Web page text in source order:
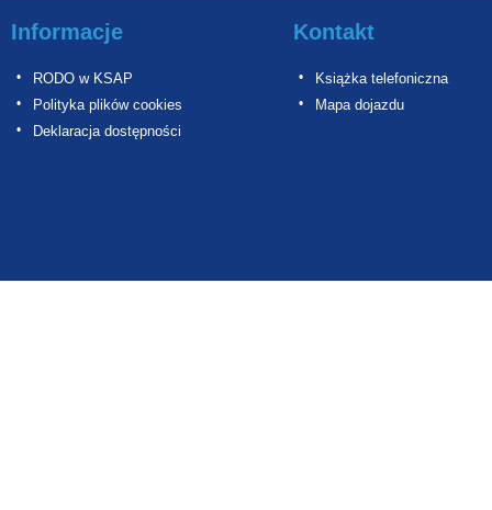
Informacje
RODO w KSAP
Polityka plików cookies
Deklaracja dostępności
Kontakt
Książka telefoniczna
Mapa dojazdu